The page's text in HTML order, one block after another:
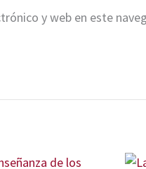
y web en este